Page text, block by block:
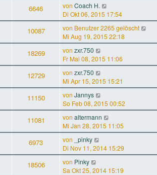
6646 von Coach H.
Di Okt 06, 2015 17:54
10087 von Benutzer 2265 gelöscht
Mi Aug 19, 2015 22:18
18269 von zxr.750
Fr Mai 08, 2015 11:06
12729 von zxr.750
Mi Apr 15, 2015 15:21
11150 von Jannys
So Feb 08, 2015 00:52
11081 von altermann
Mi Jan 28, 2015 11:05
6973 von
_pinky
Di Nov 11, 2014 15:29
18506 von Pinky
Sa Okt 25, 2014 15:19